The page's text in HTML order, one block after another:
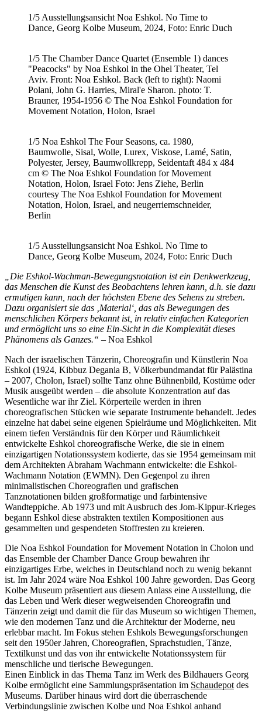
1/5 Ausstellungsansicht Noa Eshkol. No Time to
Dance, Georg Kolbe Museum, 2024, Foto: Enric Duch
1/5 The Chamber Dance Quartet (Ensemble 1) dances
"Peacocks" by Noa Eshkol in the Ohel Theater, Tel
Aviv. Front: Noa Eshkol. Back (left to right): Naomi
Polani, John G. Harries, Miral'e Sharon. photo: T.
Brauner, 1954-1956 © The Noa Eshkol Foundation for
Movement Notation, Holon, Israel
1/5 Noa Eshkol The Four Seasons, ca. 1980,
Baumwolle, Sisal, Wolle, Lurex, Viskose, Lamé, Satin,
Polyester, Jersey, Baumwollkrepp, Seidentaft 484 x 484
cm © The Noa Eshkol Foundation for Movement
Notation, Holon, Israel Foto: Jens Ziehe, Berlin
courtesy The Noa Eshkol Foundation for Movement
Notation, Holon, Israel, and neugerriemschneider,
Berlin
1/5 Ausstellungsansicht Noa Eshkol. No Time to
Dance, Georg Kolbe Museum, 2024, Foto: Enric Duch
„Die Eshkol-Wachman-Bewegungsnotation ist ein Denkwerkzeug,
das Menschen die Kunst des Beobachtens lehren kann, d.h. sie dazu
ermutigen kann, nach der höchsten Ebene des Sehens zu streben.
Dazu organisiert sie das ‚Material‘, das als Bewegungen des
menschlichen Körpers bekannt ist, in relativ einfachen Kategorien
und ermöglicht uns so eine Ein-Sicht in die Komplexität dieses
Phänomens als Ganzes.“ – Noa Eshkol
Nach der israelischen Tänzerin, Choreografin und Künstlerin Noa
Eshkol (1924, Kibbuz Degania B, Völkerbundmandat für Palästina
– 2007, Cholon, Israel) sollte Tanz ohne Bühnenbild, Kostüme oder
Musik ausgeübt werden – die absolute Konzentration auf das
Wesentliche war ihr Ziel. Körperteile werden in ihren
choreografischen Stücken wie separate Instrumente behandelt. Jedes
einzelne hat dabei seine eigenen Spielräume und Möglichkeiten. Mit
einem tiefen Verständnis für den Körper und Räumlichkeit
entwickelte Eshkol choreografische Werke, die sie in einem
einzigartigen Notationssystem kodierte, das sie 1954 gemeinsam mit
dem Architekten Abraham Wachmann entwickelte: die Eshkol-
Wachmann Notation (EWMN). Den Gegenpol zu ihren
minimalistischen Choreografien und grafischen
Tanznotationen bilden großformatige und farbintensive
Wandteppiche. Ab 1973 und mit Ausbruch des Jom-Kippur-Krieges
begann Eshkol diese abstrakten textilen Kompositionen aus
gesammelten und gespendeten Stoffresten zu kreieren.
Die Noa Eshkol Foundation for Movement Notation in Cholon und
das Ensemble der Chamber Dance Group bewahren ihr
einzigartiges Erbe, welches in Deutschland noch zu wenig bekannt
ist. Im Jahr 2024 wäre Noa Eshkol 100 Jahre geworden. Das Georg
Kolbe Museum präsentiert aus diesem Anlass eine Ausstellung, die
das Leben und Werk dieser wegweisenden Choreografin und
Tänzerin zeigt und damit die für das Museum so wichtigen Themen,
wie den modernen Tanz und die Architektur der Moderne, neu
erlebbar macht. Im Fokus stehen Eshkols Bewegungsforschungen
seit den 1950er Jahren, Choreografien, Sprachstudien, Tänze,
Textilkunst und das von ihr entwickelte Notationssystem für
menschliche und tierische Bewegungen.
Einen Einblick in das Thema Tanz im Werk des Bildhauers Georg
Kolbe ermöglicht eine Sammlungspräsentation im Schaudepot des
Museums. Darüber hinaus wird dort die überraschende
Verbindungslinie zwischen Kolbe und Noa Eshkol anhand